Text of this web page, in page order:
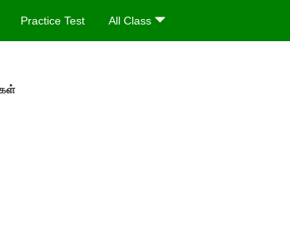
Practice Test All Class